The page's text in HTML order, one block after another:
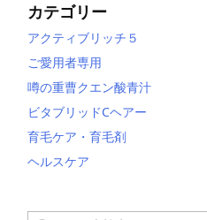
カテゴリー
アクティブリッチ５
ご愛用者専用
噂の重曹クエン酸青汁
ビタブリッドCヘアー
育毛ケア・育毛剤
ヘルスケア